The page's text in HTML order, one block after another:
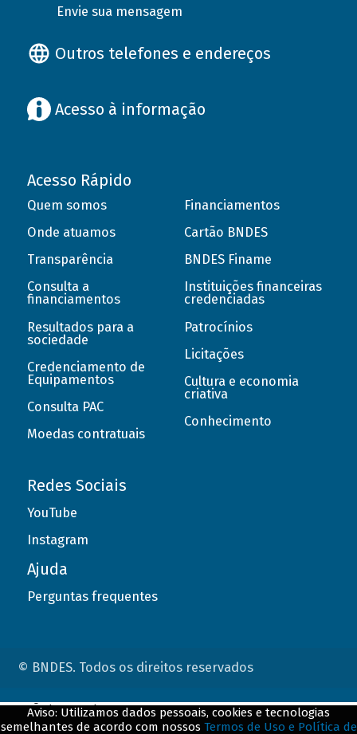
Envie sua mensagem
Outros telefones e endereços
Acesso à informação
Acesso Rápido
Quem somos
Onde atuamos
Transparência
Consulta a
financiamentos
Resultados para a
sociedade
Credenciamento de
Equipamentos
Consulta PAC
Moedas contratuais
Financiamentos
Cartão BNDES
BNDES Finame
Instituições financeiras
credenciadas
Patrocínios
Licitações
Cultura e economia
criativa
Conhecimento
Redes Sociais
YouTube
Instagram
Ajuda
Perguntas frequentes
© BNDES. Todos os direitos reservados
Aviso: Utilizamos dados pessoais, cookies e tecnologias
semelhantes de acordo com nossos Termos de Uso e Política de
ConteÃºdo complementar